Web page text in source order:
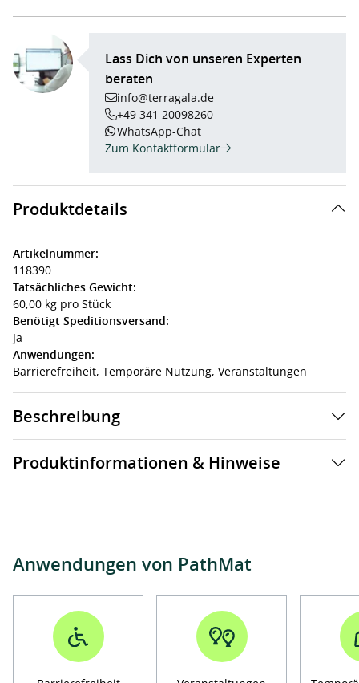
Lass Dich von unseren Experten
beraten
info@terragala.de
+49 341 20098260
WhatsApp-Chat
Zum Kontaktformular
Produktdetails
Artikelnummer:
118390
Tatsächliches Gewicht:
60,00 kg pro Stück
Benötigt Speditionsversand:
Ja
Anwendungen:
Barrierefreiheit, Temporäre Nutzung, Veranstaltungen
Beschreibung
Produktinformationen & Hinweise
Anwendungen von PathMat